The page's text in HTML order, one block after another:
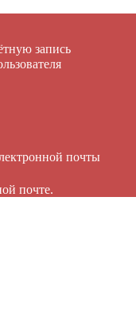
запись
почты
почте.